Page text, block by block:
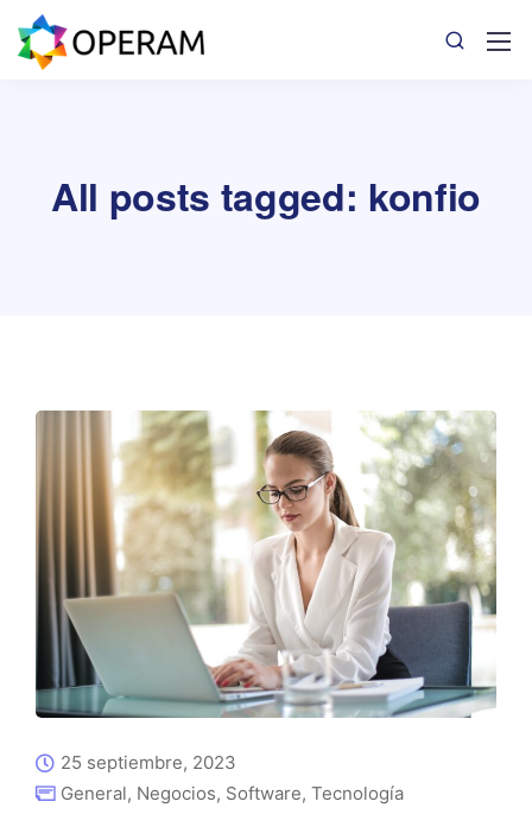
All posts tagged: konfio
25 septiembre, 2023
General, Negocios, Software, Tecnología